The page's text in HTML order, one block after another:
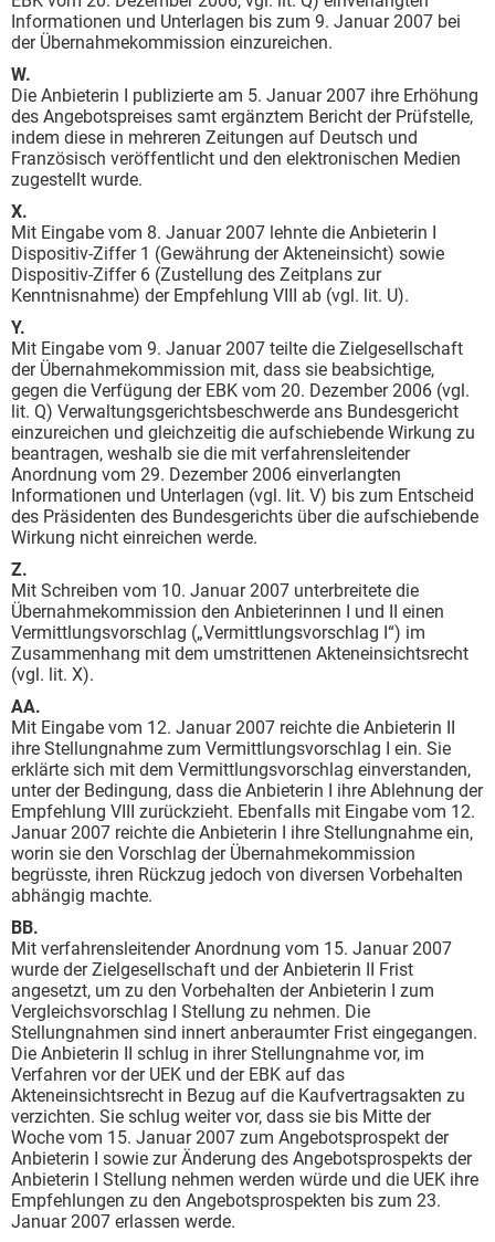
Informationen und Unterlagen bis zum 9. Januar 2007 bei
der Übernahmekommission einzureichen.
W.
Die Anbieterin I publizierte am 5. Januar 2007 ihre Erhöhung
des Angebotspreises samt ergänztem Bericht der Prüfstelle,
indem diese in mehreren Zeitungen auf Deutsch und
Französisch veröffentlicht und den elektronischen Medien
zugestellt wurde.
X.
Mit Eingabe vom 8. Januar 2007 lehnte die Anbieterin I
Dispositiv-Ziffer 1 (Gewährung der Akteneinsicht) sowie
Dispositiv-Ziffer 6 (Zustellung des Zeitplans zur
Kenntnisnahme) der Empfehlung VIII ab (vgl. lit. U).
Y.
Mit Eingabe vom 9. Januar 2007 teilte die Zielgesellschaft
der Übernahmekommission mit, dass sie beabsichtige,
gegen die Verfügung der EBK vom 20. Dezember 2006 (vgl.
lit. Q) Verwaltungsgerichtsbeschwerde ans Bundesgericht
einzureichen und gleichzeitig die aufschiebende Wirkung zu
beantragen, weshalb sie die mit verfahrensleitender
Anordnung vom 29. Dezember 2006 einverlangten
Informationen und Unterlagen (vgl. lit. V) bis zum Entscheid
des Präsidenten des Bundesgerichts über die aufschiebende
Wirkung nicht einreichen werde.
Z.
Mit Schreiben vom 10. Januar 2007 unterbreitete die
Übernahmekommission den Anbieterinnen I und II einen
Vermittlungsvorschlag („Vermittlungsvorschlag I“) im
Zusammenhang mit dem umstrittenen Akteneinsichtsrecht
(vgl. lit. X).
AA.
Mit Eingabe vom 12. Januar 2007 reichte die Anbieterin II
ihre Stellungnahme zum Vermittlungsvorschlag I ein. Sie
erklärte sich mit dem Vermittlungsvorschlag einverstanden,
unter der Bedingung, dass die Anbieterin I ihre Ablehnung der
Empfehlung VIII zurückzieht. Ebenfalls mit Eingabe vom 12.
Januar 2007 reichte die Anbieterin I ihre Stellungnahme ein,
worin sie den Vorschlag der Übernahmekommission
begrüsste, ihren Rückzug jedoch von diversen Vorbehalten
abhängig machte.
BB.
Mit verfahrensleitender Anordnung vom 15. Januar 2007
wurde der Zielgesellschaft und der Anbieterin II Frist
angesetzt, um zu den Vorbehalten der Anbieterin I zum
Vergleichsvorschlag I Stellung zu nehmen. Die
Stellungnahmen sind innert anberaumter Frist eingegangen.
Die Anbieterin II schlug in ihrer Stellungnahme vor, im
Verfahren vor der UEK und der EBK auf das
Akteneinsichtsrecht in Bezug auf die Kaufvertragsakten zu
verzichten. Sie schlug weiter vor, dass sie bis Mitte der
Woche vom 15. Januar 2007 zum Angebotsprospekt der
Anbieterin I sowie zur Änderung des Angebotsprospekts der
Anbieterin I Stellung nehmen werden würde und die UEK ihre
Empfehlungen zu den Angebotsprospekten bis zum 23.
Januar 2007 erlassen werde.